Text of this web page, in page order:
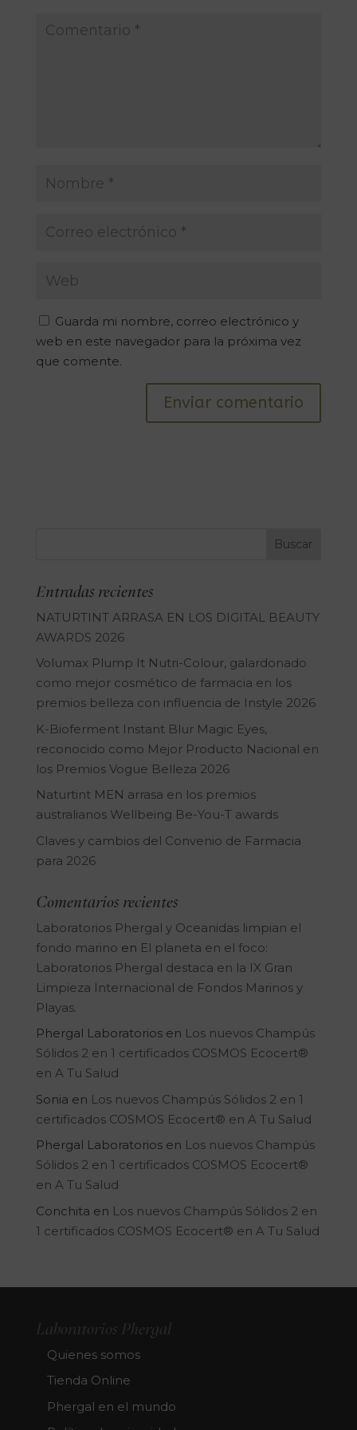
Guarda mi nombre, correo electrónico y
web en este navegador para la próxima vez
que comente.
Entradas recientes
NATURTINT ARRASA EN LOS DIGITAL BEAUTY
AWARDS 2026
Volumax Plump It Nutri-Colour, galardonado
como mejor cosmético de farmacia en los
premios belleza con influencia de Instyle 2026
K-Bioferment Instant Blur Magic Eyes,
reconocido como Mejor Producto Nacional en
los Premios Vogue Belleza 2026
Naturtint MEN arrasa en los premios
australianos Wellbeing Be-You-T awards
Claves y cambios del Convenio de Farmacia
para 2026
Comentarios recientes
Laboratorios Phergal y Oceanidas limpian el
fondo marino en El planeta en el foco:
Laboratorios Phergal destaca en la IX Gran
Limpieza Internacional de Fondos Marinos y
Playas.
Phergal Laboratoriosen Los nuevos Champús
Sólidos 2 en 1 certificados COSMOS Ecocert®
en A Tu Salud
Sonia en Los nuevos Champús Sólidos 2 en 1
certificados COSMOS Ecocert® en A Tu Salud
Phergal Laboratoriosen Los nuevos Champús
Sólidos 2 en 1 certificados COSMOS Ecocert®
en A Tu Salud
Conchita en Los nuevos Champús Sólidos 2 en
1 certificados COSMOS Ecocert® en A Tu Salud
Laboratorios Phergal
Quienes somos
Tienda Online
Phergal en el mundo